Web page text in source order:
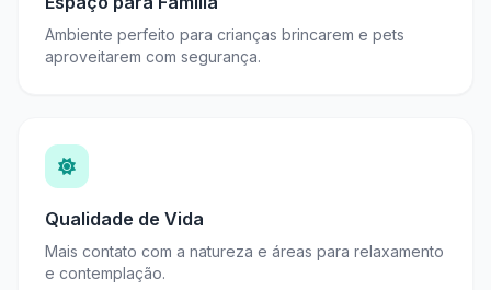
Ambiente perfeito para crianças brincarem e pets
aproveitarem com segurança.
Qualidade de Vida
Mais contato com a natureza e áreas para relaxamento
e contemplação.